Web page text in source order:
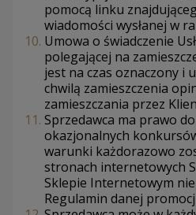
pomocą linku
wiadomości wysłanej w
Umowa o świadczenie
polegającej na
jest na czas oznaczony i
chwilą zamieszczenia
zamieszczania przez
Sprzedawca ma prawo
okazjonalnych
warunki każdorazowo
stronach internetowych
Sklepie Internetowym
Regulamin danej